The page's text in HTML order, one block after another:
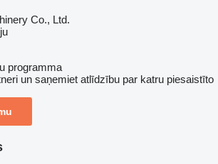
Co., Ltd.
programma
un saņemiet atlīdzību par katru piesaistīto